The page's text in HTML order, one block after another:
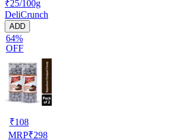
₹25/100g
DeliCrunch
ADD
64%
OFF
₹108
MRP₹298